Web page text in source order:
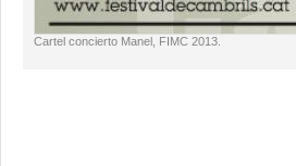
Cartel concierto Manel, FIMC 2013.